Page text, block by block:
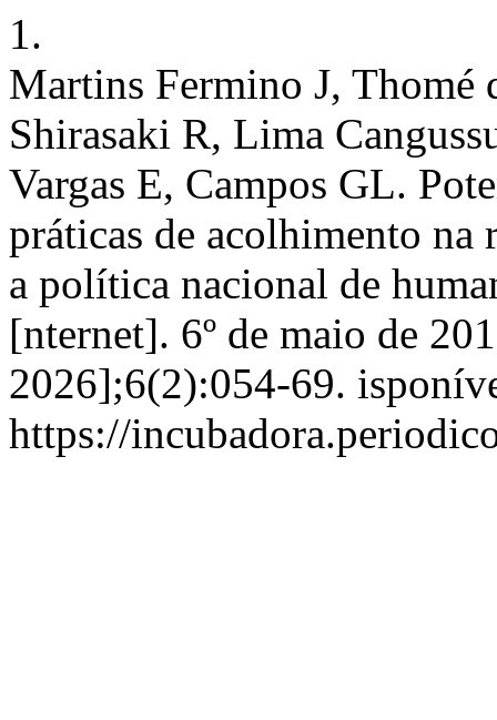
1.
Martins Fermino J, Thomé
Shirasaki R, Lima
Vargas E, Campos GL.
práticas de acolhimento na
a política nacional de
[nternet]. 6º de maio de
2026];6(2):054-69.
https://